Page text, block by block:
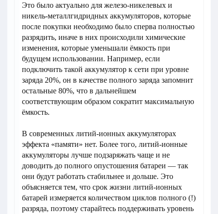
Это было актуально для железо-никелевых и
никель-металлгидридных аккумуляторов, которые
после покупки необходимо было сперва полностью
разрядить, иначе в них происходили химические
изменения, которые уменьшали ёмкость при
будущем использовании. Например, если
подключить такой аккумулятор к сети при уровне
заряда 20%, он в качестве полного заряда запомнит
остальные 80%, что в дальнейшем
соответствующим образом сократит максимальную
ёмкость.
В современных литий-ионных аккумуляторах
эффекта «памяти» нет. Более того, литий-ионные
аккумуляторы лучше подзаряжать чаще и не
доводить до полного опустошения батареи — так
они будут работать стабильнее и дольше. Это
объясняется тем, что срок жизни литий-ионных
батарей измеряется количеством циклов полного (!)
разряда, поэтому старайтесь поддерживать уровень